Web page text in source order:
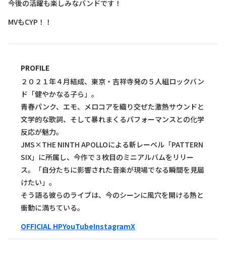
今後の活躍も楽しみなバンドです！
MVもCYP！！
PROFILE
２０２１年４月結成、東京・吉祥寺発の５人組ロックバン
ド「健やかなる子ら」。
青春パンク、エモ、メロコアを織り交ぜた激熱サウンドと
文学的な歌詞、そして暴れまくるパフォーマンスとの化学
反応が魅力。
JMS×THE NINTH APOLLOによる新レーベル「PATTERN
SIX」に所属し、今作で３枚目のミニアルバムをリリー
ス。「自分たちに影響された音楽が現場でなる瞬間を見届
けたい」。
そう語る彼らのライブは、今のシーンに風穴を開ける熱と
衝動に満ちている。
OFFICIAL HPYouTubeInstagramX